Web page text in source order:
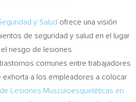
y Salud ofrece una visión
de seguridad y salud en el lugar
riesgo de lesiones
comunes entre trabajadores
exhorta a los empleadores a colocar
Lesiones Musculoesqueléticas en